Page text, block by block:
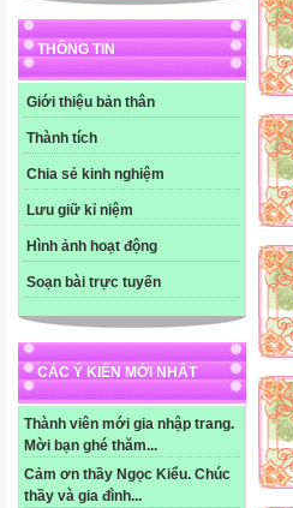
THÔNG TIN
Giới thiệu bản thân
Thành tích
Chia sẻ kinh nghiệm
Lưu giữ kỉ niệm
Hình ảnh hoạt động
Soạn bài trực tuyến
CÁC Ý KIẾN MỚI NHẤT
Thành viên mới gia nhập trang.
Mời bạn ghé thăm...
Cảm ơn thầy Ngọc Kiểu. Chúc
thầy và gia đình...